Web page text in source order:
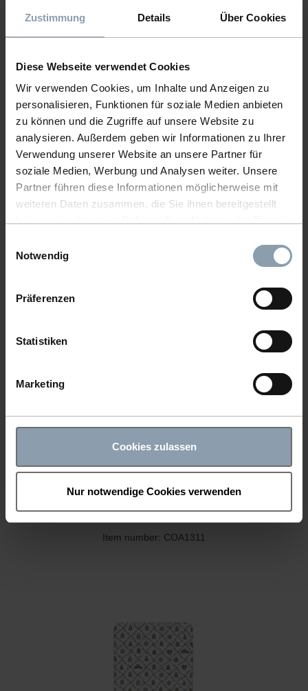
Zustimmung Details Über Cookies
Diese Webseite verwendet Cookies
Wir verwenden Cookies, um Inhalte und Anzeigen zu
personalisieren, Funktionen für soziale Medien anbieten
zu können und die Zugriffe auf unsere Website zu
analysieren. Außerdem geben wir Informationen zu Ihrer
Verwendung unserer Website an unsere Partner für
soziale Medien, Werbung und Analysen weiter. Unsere
Partner führen diese Informationen möglicherweise mit
weiteren Daten zusammen, die Sie ihnen bereitgestellt
Notwendig
Präferenzen
Statistiken
Marketing
Cookies zulassen
Nur notwendige Cookies verwenden
Item number: COA1313
COASTER CHRISTMAS WORDS RED
Item number: COA1311